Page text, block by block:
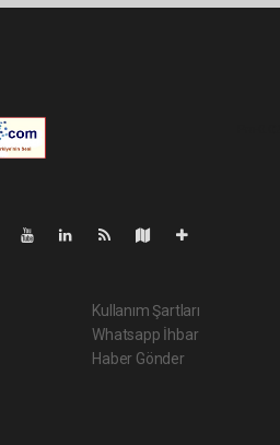
Kullanım Şartları
Whatsapp İhbar
Haber Gönder